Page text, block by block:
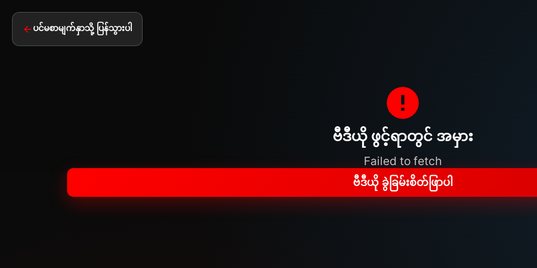
ပင်မစာမျက်နှာသို့ ပြန်သွားပါ
ဗီဒီယို ဖွင့်ရာတွင် အမှား
Failed to fetch
ဗီဒီယို ခွဲခြမ်းစိတ်ဖြာပါ